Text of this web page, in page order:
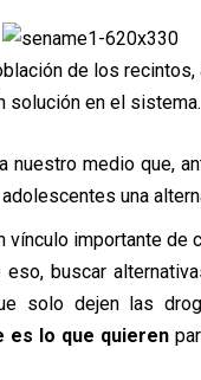
de los
solución en el sistema.
nuestro medio que,
una
vínculo importante
buscar
solo dejen las
es lo que quieren